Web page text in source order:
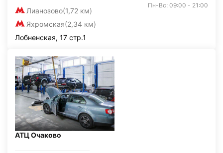
Лианозово(1,72 км)
Яхромская(2,34 км)
Пн-Вс: 09:00 - 21:00
Лобненская, 17 стр.1
АТЦ Очаково